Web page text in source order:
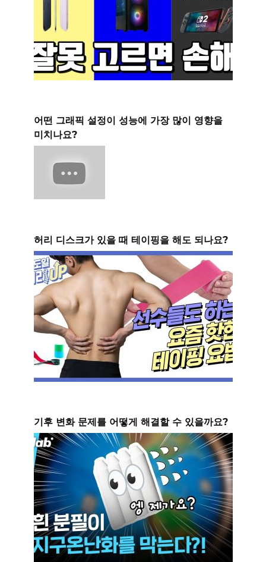
어떤 그래픽 설정이 성능에 가장 많이 영향을
미치나요?
허리 디스크가 있을 때 테이핑을 해도 되나요?
기후 변화 문제를 어떻게 해결할 수 있을까요?